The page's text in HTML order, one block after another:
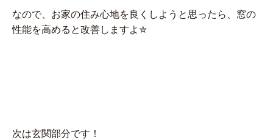
なので、お家の住み心地を良くしようと思ったら、窓の
性能を高めると改善しますよ✮
次は玄関部分です！